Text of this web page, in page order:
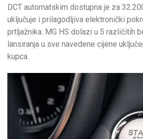
DCT automatskim dostupna je za
uključuje i prilagodljiva elektronički
prtljažnika. MG HS dolazi u 5 različitih
lansiranja u sve navedene cijene
kupca.